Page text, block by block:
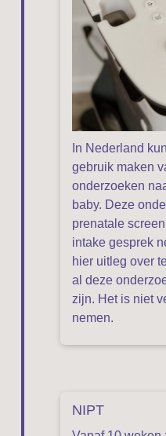
In Nederland
gebruik maken
onderzoeken
baby. Deze
prenatale
intake gesprek
hier uitleg over
al deze
zijn. Het is niet
nemen.
NIPT